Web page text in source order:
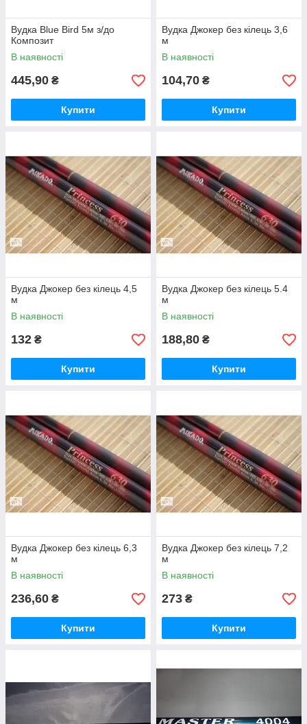
Вудка Blue Bird 5м з/до
Композит
В наявності
445,90 ₴
Купити
Вудка Джокер без кілець 3,6
м
В наявності
104,70 ₴
Купити
Вудка Джокер без кілець 4,5
м
В наявності
132 ₴
Купити
Вудка Джокер без кілець 5.4
м
В наявності
188,80 ₴
Купити
Вудка Джокер без кілець 6,3
м
В наявності
236,60 ₴
Купити
Вудка Джокер без кілець 7,2
м
В наявності
273 ₴
Купити